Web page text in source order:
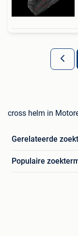
cross helm in
Gerelateerde
Populaire